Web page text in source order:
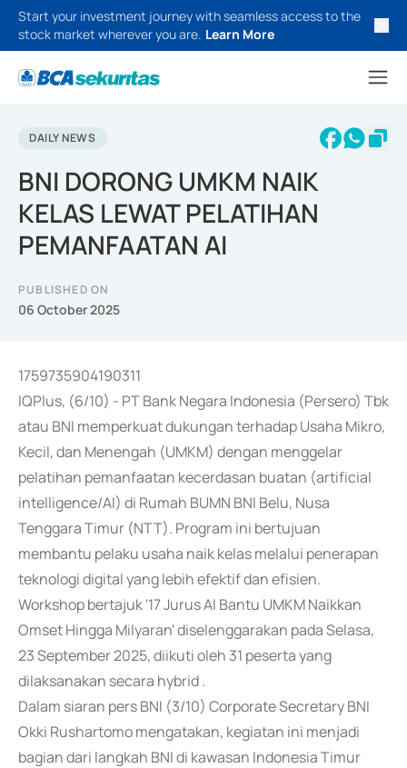
Start your investment journey with seamless access to the
stock market wherever you are. Learn More
DAILY NEWS
BNI DORONG UMKM NAIK
KELAS LEWAT PELATIHAN
PEMANFAATAN AI
PUBLISHED ON
06 October 2025
1759735904190311
IQPlus, (6/10) - PT Bank Negara Indonesia (Persero) Tbk
atau BNI memperkuat dukungan terhadap Usaha Mikro,
Kecil, dan Menengah (UMKM) dengan menggelar
pelatihan pemanfaatan kecerdasan buatan (artificial
intelligence/AI) di Rumah BUMN BNI Belu, Nusa
Tenggara Timur (NTT). Program ini bertujuan
membantu pelaku usaha naik kelas melalui penerapan
teknologi digital yang lebih efektif dan efisien.
Workshop bertajuk '17 Jurus AI Bantu UMKM Naikkan
Omset Hingga Milyaran' diselenggarakan pada Selasa,
23 September 2025, diikuti oleh 31 peserta yang
dilaksanakan secara hybrid .
Dalam siaran pers BNI (3/10) Corporate Secretary BNI
Okki Rushartomo mengatakan, kegiatan ini menjadi
bagian dari langkah BNI di kawasan Indonesia Timur